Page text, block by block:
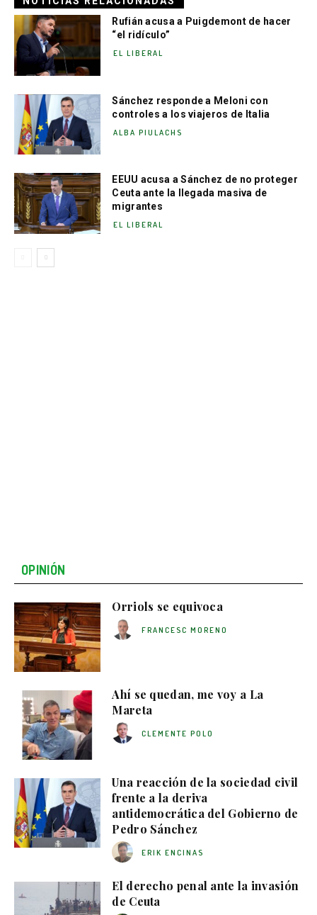
Rufián acusa a Puigdemont de hacer
“el ridículo”
EL LIBERAL
Sánchez responde a Meloni con
controles a los viajeros de Italia
ALBA PIULACHS
EEUU acusa a Sánchez de no proteger
Ceuta ante la llegada masiva de
migrantes
EL LIBERAL
OPINIÓN
Orriols se equivoca
FRANCESC MORENO
Ahí se quedan, me voy a La
Mareta
CLEMENTE POLO
Una reacción de la sociedad civil
frente a la deriva
antidemocrática del Gobierno de
Pedro Sánchez
ERIK ENCINAS
El derecho penal ante la invasión
de Ceuta